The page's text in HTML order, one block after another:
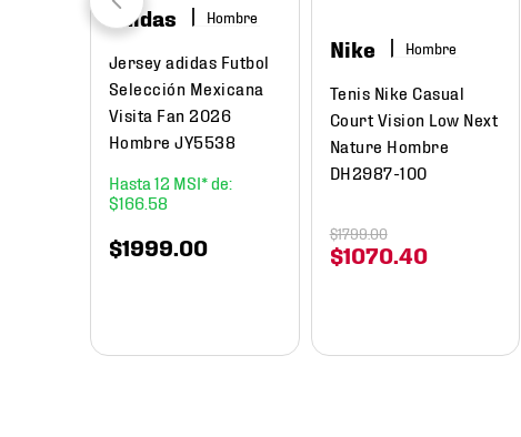
adidas Hombre
Jersey adidas Futbol
Selección Mexicana
Visita Fan 2026
Hombre JY5538
12
$166. 58
$1999 00
Nike Hombre
Tenis Nike Casual
Court Vision Low Next
Nature Hombre
DH2987-100
$1070. 40
$1799.00